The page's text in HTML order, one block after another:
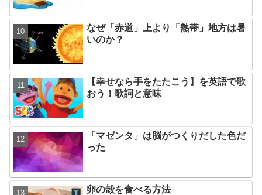
なぜ「赤道」上より「熱帯」地方は暑
いのか？
【幸せなら手をたたこう】を英語で歌
おう！歌詞と意味
「マゼンタ」は脳がつくりだした色だ
った
卵の殻を食べる方法